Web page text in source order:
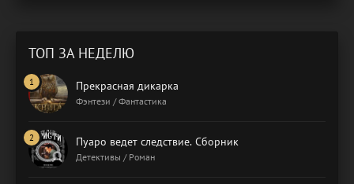
ТОП ЗА НЕДЕЛЮ
Прекрасная дикарка
Фэнтези / Фантастика
Пуаро ведет следствие. Сборник
Детективы / Роман